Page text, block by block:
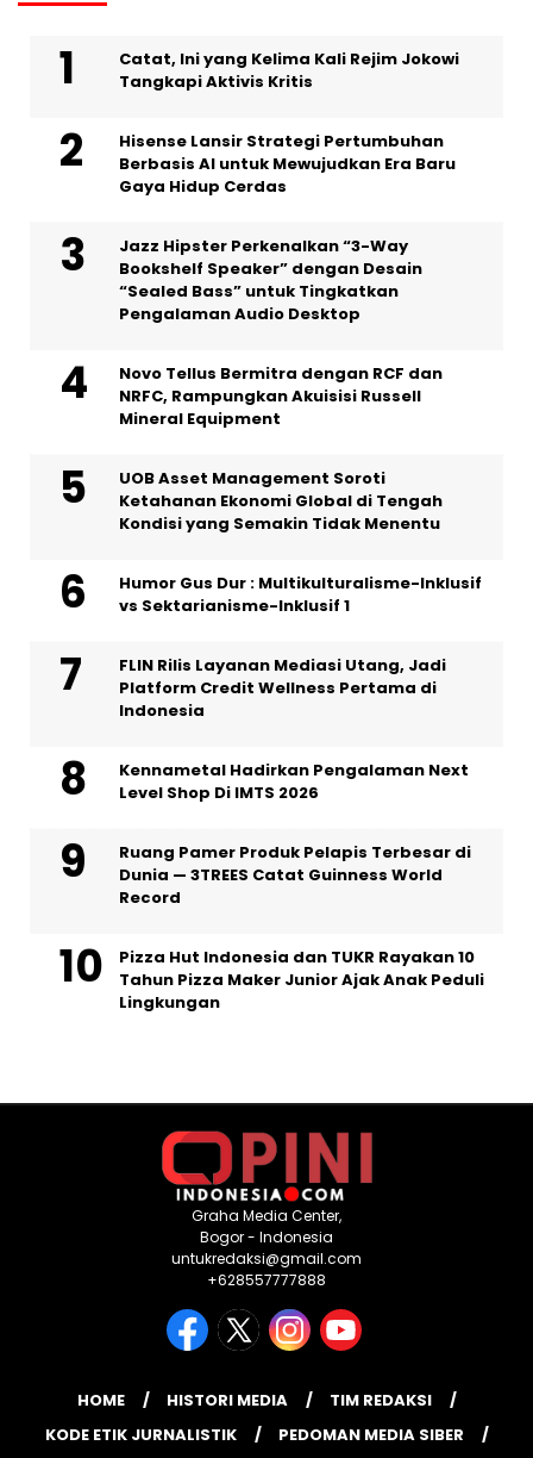
Catat, Ini yang Kelima Kali Rejim Jokowi
Tangkapi Aktivis Kritis
Hisense Lansir Strategi Pertumbuhan
Berbasis AI untuk Mewujudkan Era Baru
Gaya Hidup Cerdas
Jazz Hipster Perkenalkan “3-Way
Bookshelf Speaker” dengan Desain
“Sealed Bass” untuk Tingkatkan
Pengalaman Audio Desktop
Novo Tellus Bermitra dengan RCF dan
NRFC, Rampungkan Akuisisi Russell
Mineral Equipment
UOB Asset Management Soroti
Ketahanan Ekonomi Global di Tengah
Kondisi yang Semakin Tidak Menentu
Humor Gus Dur : Multikulturalisme-Inklusif
vs Sektarianisme-Inklusif 1
FLIN Rilis Layanan Mediasi Utang, Jadi
Platform Credit Wellness Pertama di
Indonesia
Kennametal Hadirkan Pengalaman Next
Level Shop Di IMTS 2026
Ruang Pamer Produk Pelapis Terbesar di
Dunia — 3TREES Catat Guinness World
Record
Pizza Hut Indonesia dan TUKR Rayakan 10
Tahun Pizza Maker Junior Ajak Anak Peduli
Lingkungan
Graha Media Center,
Bogor - Indonesia
untukredaksi@gmail.com
+628557777888
HOME HISTORI MEDIA
TIM REDAKSI
KODE ETIK JURNALISTIK
PEDOMAN MEDIA SIBER